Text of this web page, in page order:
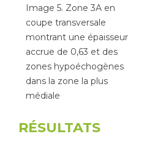
Image 5. Zone 3A en
coupe transversale
montrant une épaisseur
accrue de 0,63 et des
zones hypoéchogènes
dans la zone la plus
médiale
RÉSULTATS